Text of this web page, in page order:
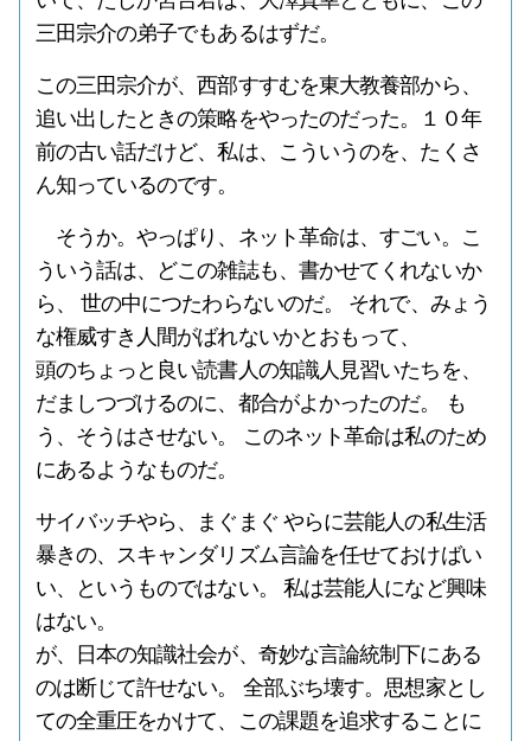
三田宗介の弟子でもあるはずだ。
この三田宗介が、西部すすむを東大教養部から、
追い出したときの策略をやったのだった。１０年
前の古い話だけど、私は、こういうのを、たくさ
ん知っているのです。
そうか。やっぱり、ネット革命は、すごい。こ
ういう話は、どこの雑誌も、書かせてくれないか
ら、 世の中につたわらないのだ。 それで、みょう
な権威すき人間がばれないかとおもって、
頭のちょっと良い読書人の知識人見習いたちを、
だましつづけるのに、都合がよかったのだ。 も
う、そうはさせない。 このネット革命は私のため
にあるようなものだ。
サイバッチやら、まぐまぐ やらに芸能人の私生活
暴きの、スキャンダリズム言論を任せておけばい
い、というものではない。 私は芸能人になど興味
はない。
が、日本の知識社会が、奇妙な言論統制下にある
のは断じて許せない。 全部ぶち壊す。思想家とし
ての全重圧をかけて、この課題を追求することに